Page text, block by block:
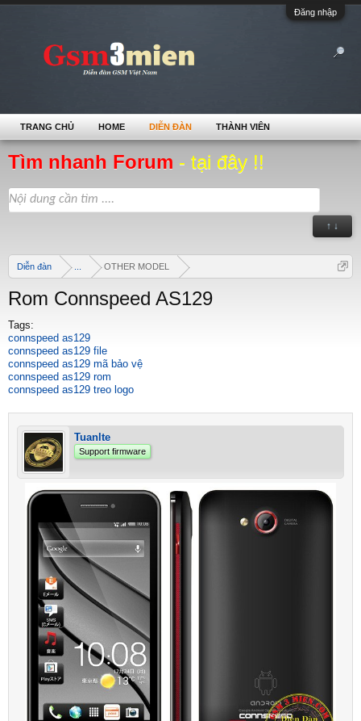
Đăng nhập
Tìm nhanh Forum - tại đây !!
↑ ↓
Diễn đàn OTHER MODEL
Rom Connspeed AS129
Tags:
connspeed as129
connspeed as129 file
connspeed as129 mã bảo vệ
connspeed as129 rom
connspeed as129 treo logo
Tuanlte
Support firmware
TRANG CHỦ HOME DIỄN ĐÀN THÀNH VIÊN